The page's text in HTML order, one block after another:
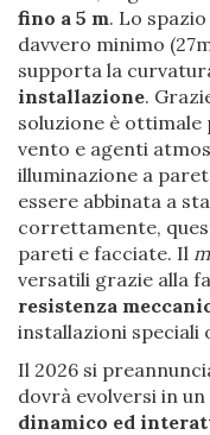
fino a 5 m. Lo
davvero minimo
supporta la
installazione.
soluzione è ottimale
vento e agenti
illuminazione a
essere abbinata a
correttamente,
pareti e facciate. Il
versatili grazie alla
resistenza
installazioni speciali
Il 2026 si
dovrà evolversi in
dinamico ed